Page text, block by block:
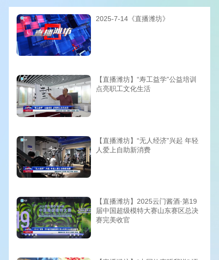
2025-7-14《直播潍坊》
【直播潍坊】“寿工益学”公益培训
点亮职工文化生活
【直播潍坊】“无人经济”兴起 年轻
人爱上自助新消费
【直播潍坊】2025云门酱酒·第19
届中国超级模特大赛山东赛区总决
赛完美收官